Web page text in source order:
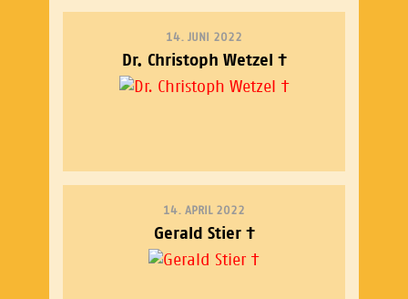
14. JUNI 2022
Dr. Christoph Wetzel †
14. APRIL 2022
Gerald Stier †